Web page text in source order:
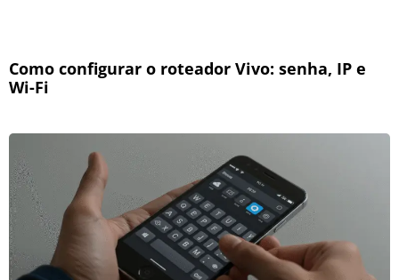
Como configurar o roteador Vivo: senha, IP e
Wi-Fi